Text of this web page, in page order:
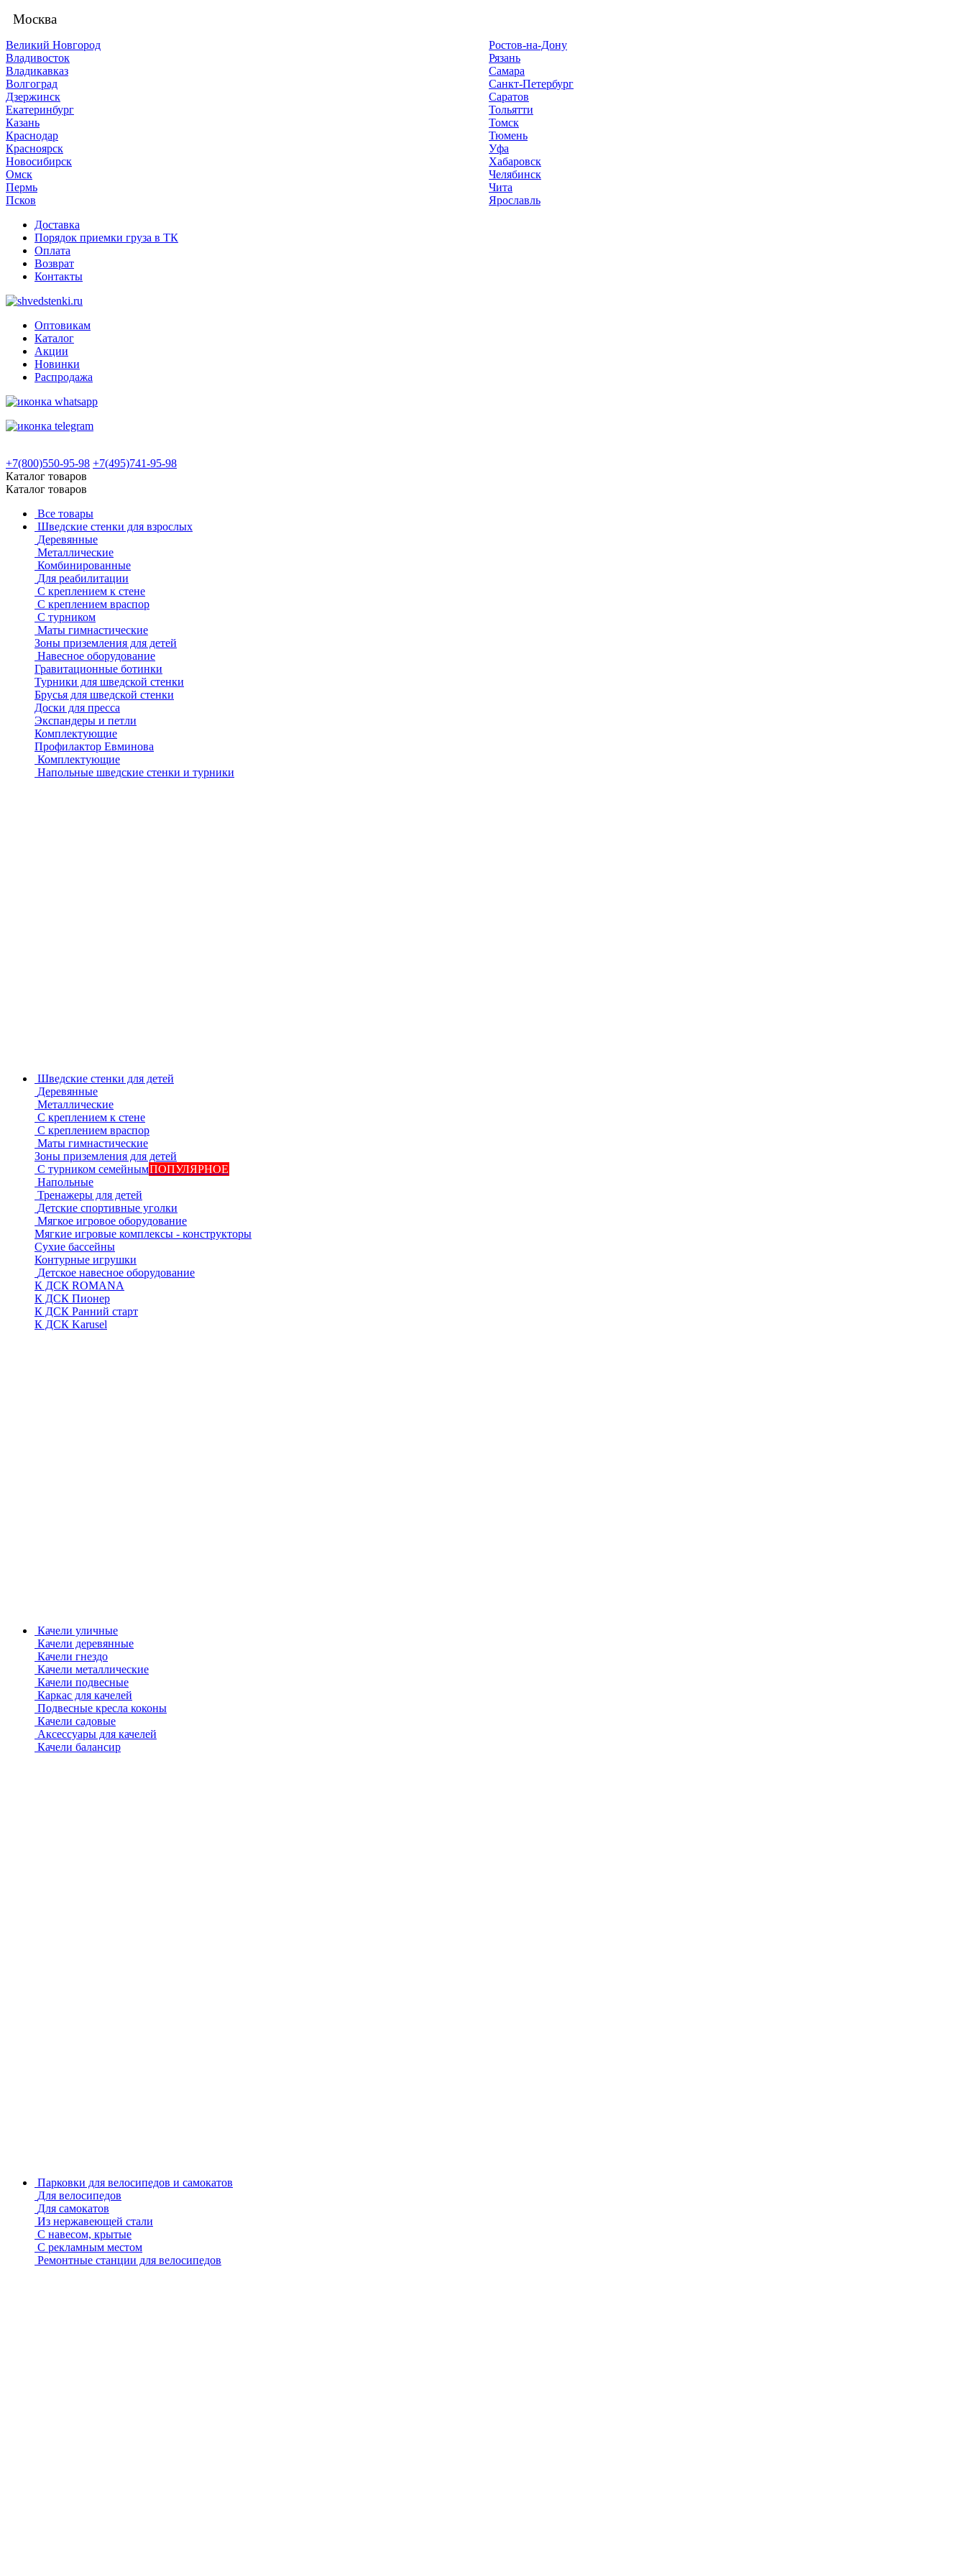
Москва
Великий Новгород
Владивосток
Владикавказ
Волгоград
Дзержинск
Екатеринбург
Казань
Краснодар
Красноярск
Новосибирск
Омск
Пермь
Псков
Ростов-на-Дону
Рязань
Самара
Санкт-Петербург
Саратов
Тольятти
Томск
Тюмень
Уфа
Хабаровск
Челябинск
Чита
Ярославль
Доставка
Порядок приемки груза в ТК
Оплата
Возврат
Контакты
Оптовикам
Каталог
Акции
Новинки
Распродажа
+7(800)550-95-98 +7(495)741-95-98
Каталог товаров
Каталог товаров
Все товары
Шведские стенки для взрослых
Деревянные
Металлические
Комбинированные
Для реабилитации
С креплением к стене
С креплением враспор
С турником
Маты гимнастические
Зоны приземления для детей
Навесное оборудование
Гравитационные ботинки
Турники для шведской стенки
Брусья для шведской стенки
Доски для пресса
Экспандеры и петли
Комплектующие
Профилактор Евминова
Комплектующие
Напольные шведские стенки и турники
Шведские стенки для детей
Деревянные
Металлические
С креплением к стене
С креплением враспор
Маты гимнастические
Зоны приземления для детей
С турником семейнымПОПУЛЯРНОЕ
Напольные
Тренажеры для детей
Детские спортивные уголки
Мягкое игровое оборудование
Мягкие игровые комплексы - конструкторы
Сухие бассейны
Контурные игрушки
Детское навесное оборудование
К ДСК ROMANA
К ДСК Пионер
К ДСК Ранний старт
К ДСК Karusel
Качели уличные
Качели деревянные
Качели гнездо
Качели металлические
Качели подвесные
Каркас для качелей
Подвесные кресла коконы
Качели садовые
Аксессуары для качелей
Качели балансир
Парковки для велосипедов и самокатов
Для велосипедов
Для самокатов
Из нержавеющей стали
С навесом, крытые
С рекламным местом
Ремонтные станции для велосипедов